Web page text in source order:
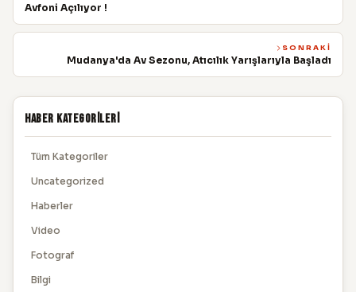
Avfoni Açılıyor !
SONRAKI
Mudanya'da Av Sezonu, Atıcılık Yarışlarıyla Başladı
Haber Kategorileri
Tüm Kategoriler
Uncategorized
Haberler
Video
Fotograf
Bilgi